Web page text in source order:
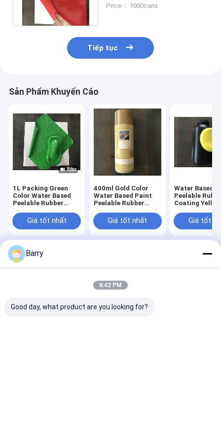
Price： 1000cans
Tiếp tục
Sản Phẩm Khuyến Cáo
1L Packing Green
Color Water Based
Peelable Rubber
Giá tốt nhất
400ml Gold Color
Water Based Paint
Peelable Rubber
ColorGiá tốt nhất
Water Based
Peelable
Coating
Giá tốt
Sơ đồ trang web
Chính sách bảo mật
Nhà máy trung quốc.Copyright © 2026
Aristo Industries Corporation Limited. All Rights Reserved.
Barry
6:42 PM
Good day, what product are you looking for?